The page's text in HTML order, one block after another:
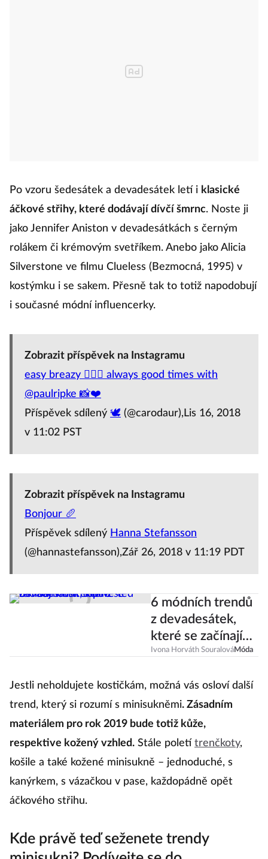
Po vzoru šedesátek a devadesátek letí i klasické
áčkové střihy, které dodávají dívčí šmrnc. Noste ji
jako Jennifer Aniston v devadesátkách s černým
rolákem či krémovým svetříkem. Anebo jako Alicia
Silverstone ve filmu Clueless (Bezmocná, 1995) v
kostýmku i se sakem. Přesně tak to totiž napodobují
i současné módní influencerky.
Zobrazit příspěvek na Instagramu
easy breazy 🤹🏻‍♀️ always good times with
@paulripke 📸❤️
Příspěvek sdílený 🕊 (@carodaur),Lis 16, 2018
v 11:02 PST
Zobrazit příspěvek na Instagramu
Bonjour 🥖
Příspěvek sdílený Hanna Stefansson
(@hannastefansson),Zář 26, 2018 v 11:19 PDT
6 módních trendů
z devadesátek,
které se začínají
nosit teprve teď
Ivona Horváth SouralováMóda
Jestli neholdujete kostičkám, možná vás osloví další
trend, který si rozumí s minisukněmi. Zásadním
materiálem pro rok 2019 bude totiž kůže,
respektive kožený vzhled. Stále poletí trenčkoty,
košile a také kožené minisukně – jednoduché, s
kanýrkem, s vázačkou v pase, každopádně opět
áčkového střihu.
Kde právě teď seženete trendy